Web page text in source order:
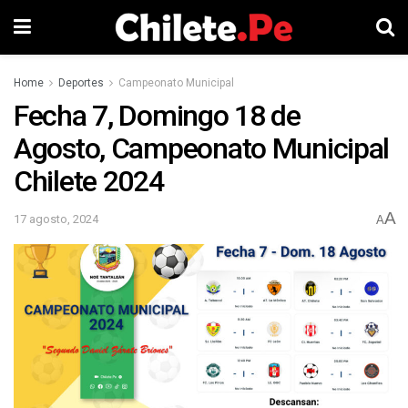
Home Deportes Campeonato Municipal
Fecha 7, Domingo 18 de
Agosto, Campeonato Municipal
Chilete 2024
17 agosto, 2024 AA